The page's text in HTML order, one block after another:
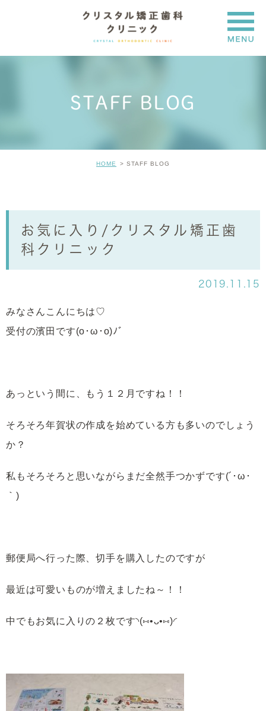
STAFF BLOG
HOME STAFF BLOG
お気に入り/クリスタル矯正歯
科クリニック
2019.11.15
みなさんこんにちは♡
受付の濱田です(o･ω･o)ﾉﾞ
あっという間に、もう１２月ですね！！
そろそろ年賀状の作成を始めている方も多いのでしょう
か？
私もそろそろと思いながらまだ全然手つかずです(´･ω･
｀)
郵便局へ行った際、切手を購入したのですが
最近は可愛いものが増えましたね～！！
中でもお気に入りの２枚です◝(⑅•ᴗ•⑅)◜